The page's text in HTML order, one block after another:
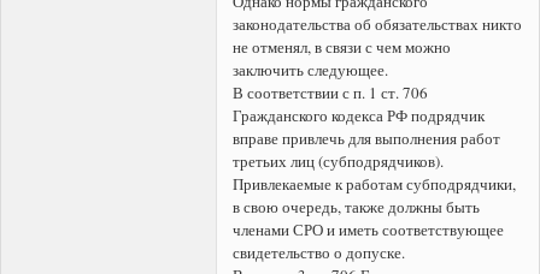
законодательства об обязательствах никто
не отменял, в связи с чем можно
заключить следующее.
В соответствии с п. 1 ст. 706
Гражданского кодекса РФ подрядчик
вправе привлечь для выполнения работ
третьих лиц (субподрядчиков).
Привлекаемые к работам субподрядчики,
в свою очередь, также должны быть
членами СРО и иметь соответствующее
свидетельство о допуске.